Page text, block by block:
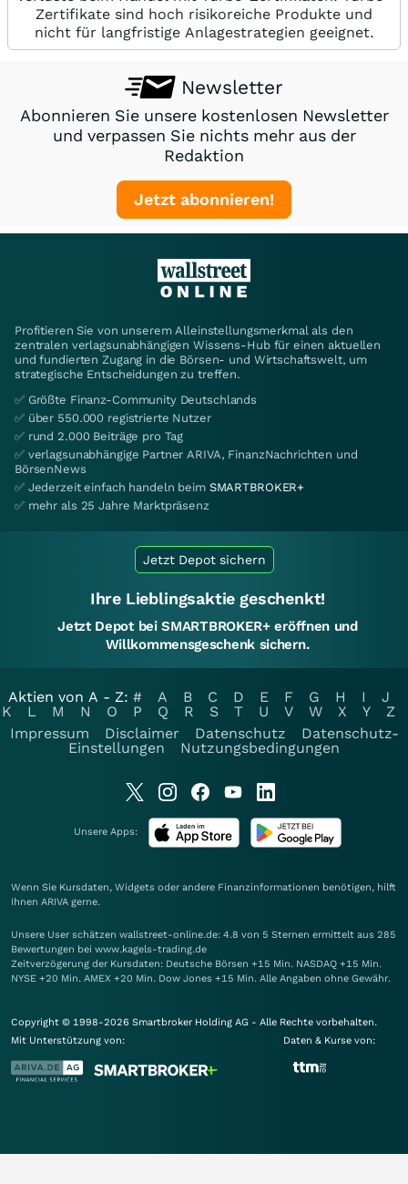
Zertifikate sind hoch risikoreiche Produkte und
nicht für langfristige Anlagestrategien geeignet.
Newsletter
Abonnieren Sie unsere kostenlosen Newsletter
und verpassen Sie nichts mehr aus der
Redaktion
Jetzt abonnieren!
Profitieren Sie von unserem Alleinstellungsmerkmal als den
zentralen verlagsunabhängigen Wissens-Hub für einen aktuellen
und fundierten Zugang in die Börsen- und Wirtschaftswelt, um
strategische Entscheidungen zu treffen.
✅ Größte Finanz-Community Deutschlands
✅ über 550.000 registrierte Nutzer
✅ rund 2.000 Beiträge pro Tag
✅ verlagsunabhängige Partner ARIVA, FinanzNachrichten und
BörsenNews
✅ Jederzeit einfach handeln beim SMARTBROKER+
✅ mehr als 25 Jahre Marktpräsenz
Jetzt Depot sichern
Ihre Lieblingsaktie geschenkt!
Jetzt Depot bei SMARTBROKER+ eröffnen und
Willkommensgeschenk sichern.
Aktien von A - Z: # A B C D E F G H I
J
K
L M N O P Q R S T U V W X Y
Z
Impressum
Disclaimer Datenschutz
Datenschutz-
Einstellungen
Nutzungsbedingungen
Unsere Apps:
Wenn Sie Kursdaten, Widgets oder andere Finanzinformationen benötigen, hilft
Ihnen ARIVA gerne.
Unsere User schätzen wallstreet-online.de: 4.8 von 5 Sternen ermittelt aus 285
Bewertungen bei www.kagels-trading.de
Zeitverzögerung der Kursdaten: Deutsche Börsen +15 Min. NASDAQ +15 Min.
NYSE +20 Min. AMEX +20 Min. Dow Jones +15 Min. Alle Angaben ohne Gewähr.
Copyright © 1998-2026 Smartbroker Holding AG - Alle Rechte vorbehalten.
Mit Unterstützung von:
Daten & Kurse von: